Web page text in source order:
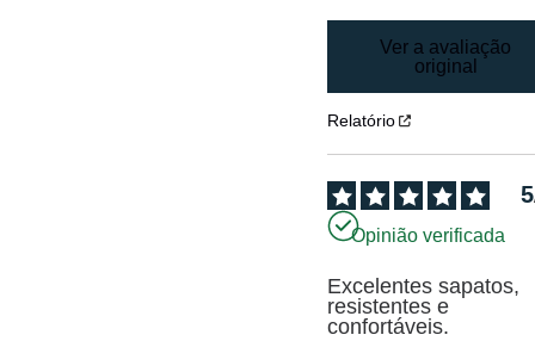
Ver a avaliação
original
Relatório
5
Opinião verificada
Excelentes sapatos,
resistentes e
confortáveis.